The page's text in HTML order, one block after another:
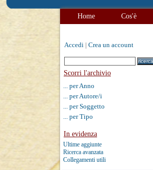
Home Cos'è
Accedi Crea un account
Scorri l'archivio
... per Anno
... per Autore/i
... per Soggetto
... per Tipo
In evidenza
Ultime aggiunte
Ricerca avanzata
Collegamenti utili